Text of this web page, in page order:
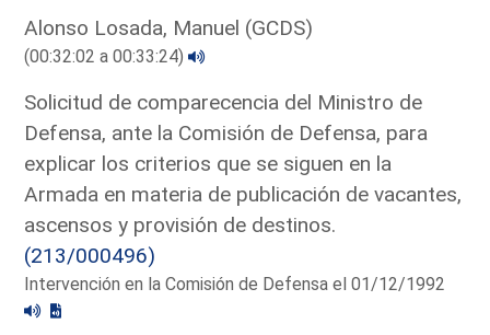
Alonso Losada, Manuel (GCDS)
(00:32:02 a 00:33:24)
Solicitud de comparecencia del Ministro de
Defensa, ante la Comisión de Defensa, para
explicar los criterios que se siguen en la
Armada en materia de publicación de vacantes,
ascensos y provisión de destinos.
(213/000496)
Intervención en la Comisión de Defensa el 01/12/1992